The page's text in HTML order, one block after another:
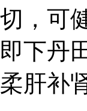
切，可
即下丹
柔肝补